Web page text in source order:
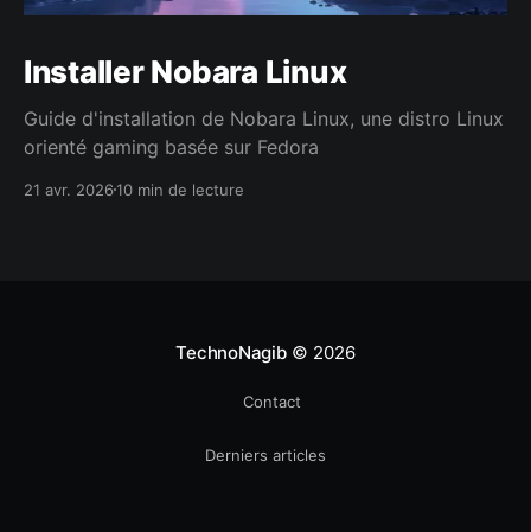
Installer Nobara Linux
Guide d'installation de Nobara Linux, une distro Linux
orienté gaming basée sur Fedora
21 avr. 202610 min de lecture
TechnoNagib© 2026
Contact
Derniers articles